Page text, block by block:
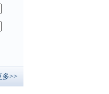
多>>